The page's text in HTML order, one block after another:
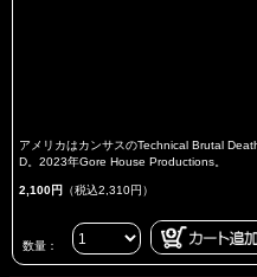
アメリカはカンサスのTechnical Brutal
D。2023年Gore House Productions。
2,100円 （税込2,310円）
数量：